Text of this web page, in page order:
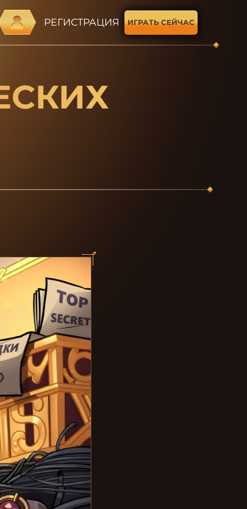
РЕГИСТРАЦИЯ ИГРАТЬ СЕЙЧАС